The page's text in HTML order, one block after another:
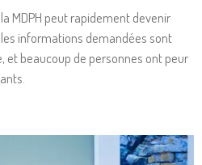
MDPH peut rapidement devenir
informations demandées sont
et beaucoup de personnes ont peur